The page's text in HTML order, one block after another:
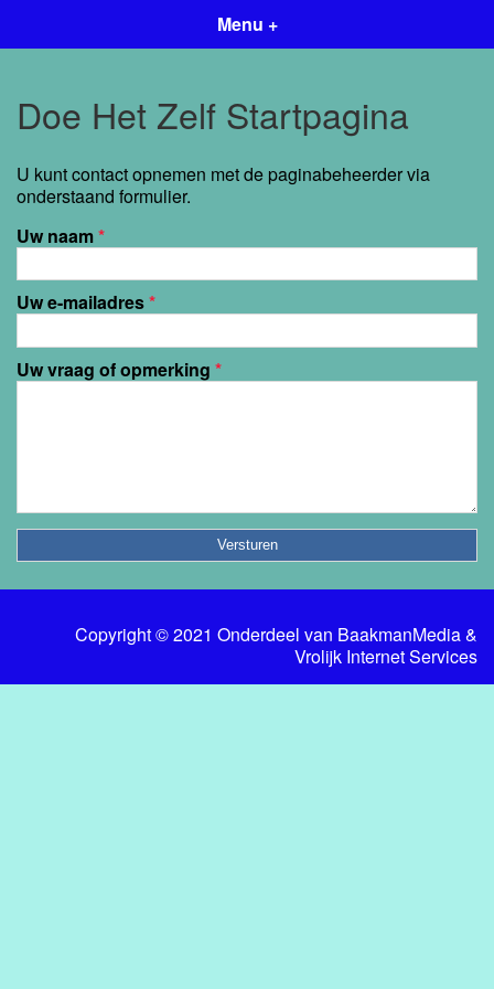
Menu +
Doe Het Zelf Startpagina
U kunt contact opnemen met de paginabeheerder via
onderstaand formulier.
Uw naam*
Uw e-mailadres*
Uw vraag of opmerking *
Copyright © 2021 Onderdeel van BaakmanMedia&
Vrolijk Internet Services